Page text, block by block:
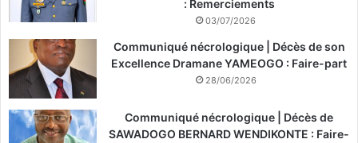
: Remerciements
03/07/2026
Communiqué nécrologique | Décès de son
Excellence Dramane YAMEOGO : Faire-part
28/06/2026
Communiqué nécrologique | Décès de
SAWADOGO BERNARD WENDIKONTE : Faire-